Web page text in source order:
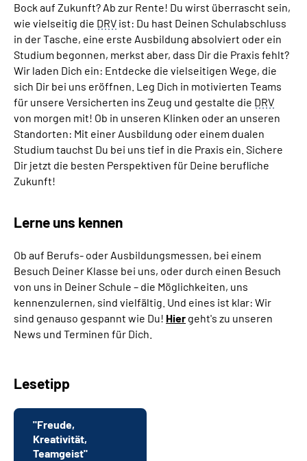
Bock auf Zukunft? Ab zur Rente! Du wirst überrascht sein,
wie vielseitig die DRV ist: Du hast Deinen Schulabschluss
in der Tasche, eine erste Ausbildung absolviert oder ein
Studium begonnen, merkst aber, dass Dir die Praxis fehlt?
Wir laden Dich ein: Entdecke die vielseitigen Wege, die
sich Dir bei uns eröffnen. Leg Dich in motivierten Teams
für unsere Versicherten ins Zeug und gestalte die DRV
von morgen mit! Ob in unseren Klinken oder an unseren
Standorten: Mit einer Ausbildung oder einem dualen
Studium tauchst Du bei uns tief in die Praxis ein. Sichere
Dir jetzt die besten Perspektiven für Deine berufliche
Zukunft!
Lerne uns kennen
Ob auf Berufs- oder Ausbildungsmessen, bei einem
Besuch Deiner Klasse bei uns, oder durch einen Besuch
von uns in Deiner Schule – die Möglichkeiten, uns
kennenzulernen, sind vielfältig. Und eines ist klar: Wir
sind genauso gespannt wie Du! Hier geht's zu unseren
News und Terminen für Dich.
Lesetipp
"Freude,
Kreativität,
Teamgeist"